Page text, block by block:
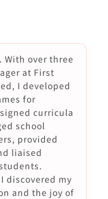
With over three
at First
I developed
for
curricula
school
provided
liaised
discovered my
and the joy of